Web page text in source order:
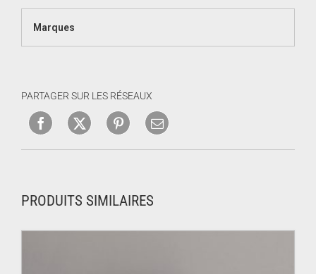
Marques
PARTAGER SUR LES RÉSEAUX
PRODUITS SIMILAIRES